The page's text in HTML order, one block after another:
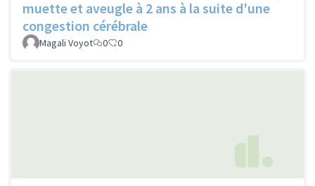
muette et aveugle à 2 ans à la suite d'une
congestion cérébrale
Magali Voyot 0 0